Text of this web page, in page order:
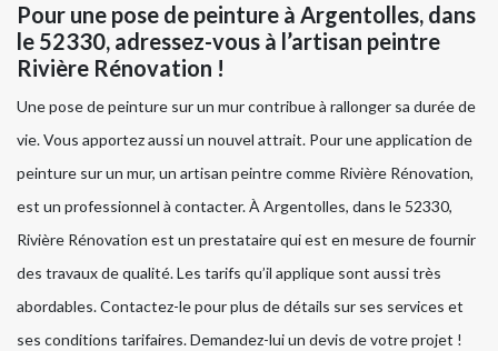
Pour une pose de peinture à Argentolles, dans
le 52330, adressez-vous à l’artisan peintre
Rivière Rénovation !
Une pose de peinture sur un mur contribue à rallonger sa durée de
vie. Vous apportez aussi un nouvel attrait. Pour une application de
peinture sur un mur, un artisan peintre comme Rivière Rénovation,
est un professionnel à contacter. À Argentolles, dans le 52330,
Rivière Rénovation est un prestataire qui est en mesure de fournir
des travaux de qualité. Les tarifs qu’il applique sont aussi très
abordables. Contactez-le pour plus de détails sur ses services et
ses conditions tarifaires. Demandez-lui un devis de votre projet !